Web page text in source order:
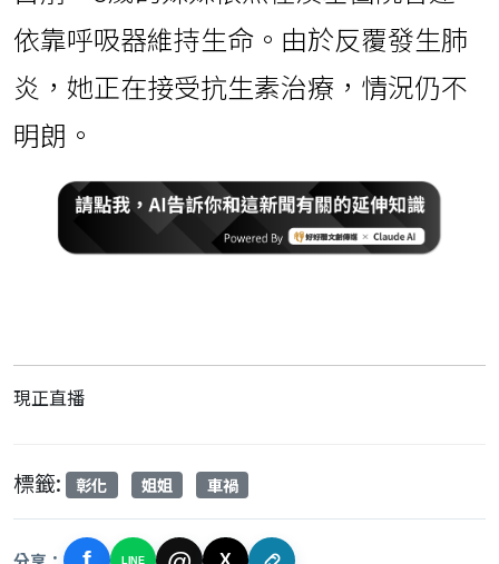
依靠呼吸器維持生命。由於反覆發生肺
炎，她正在接受抗生素治療，情況仍不
明朗。
現正直播
標籤: 彰化 姐姐 車禍
LINE